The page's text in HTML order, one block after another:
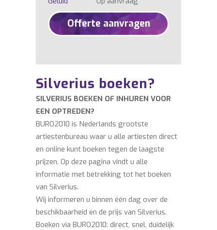
Offerte aanvragen
Silverius boeken?
SILVERIUS BOEKEN OF INHUREN VOOR
EEN OPTREDEN?
BURO2010 is Nederlands grootste
artiestenbureau waar u alle artiesten direct
en online kunt boeken tegen de laagste
prijzen. Op deze pagina vindt u alle
informatie met betrekking tot het boeken
van Silverius.
Wij informeren u binnen één dag over de
beschikbaarheid en de prijs van Silverius.
Boeken via BURO2010: direct, snel, duidelijk